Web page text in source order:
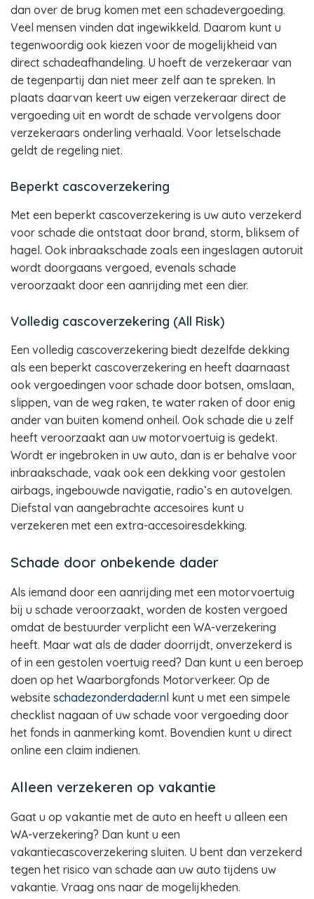
dan over de brug komen met een schadevergoeding.
Veel mensen vinden dat ingewikkeld. Daarom kunt u
tegenwoordig ook kiezen voor de mogelijkheid van
direct schadeafhandeling. U hoeft de verzekeraar van
de tegenpartij dan niet meer zelf aan te spreken. In
plaats daarvan keert uw eigen verzekeraar direct de
vergoeding uit en wordt de schade vervolgens door
verzekeraars onderling verhaald. Voor letselschade
geldt de regeling niet.
Beperkt cascoverzekering
Met een beperkt cascoverzekering is uw auto verzekerd
voor schade die ontstaat door brand, storm, bliksem of
hagel. Ook inbraakschade zoals een ingeslagen autoruit
wordt doorgaans vergoed, evenals schade
veroorzaakt door een aanrijding met een dier.
Volledig cascoverzekering (All Risk)
Een volledig cascoverzekering biedt dezelfde dekking
als een beperkt cascoverzekering en heeft daarnaast
ook vergoedingen voor schade door botsen, omslaan,
slippen, van de weg raken, te water raken of door enig
ander van buiten komend onheil. Ook schade die u zelf
heeft veroorzaakt aan uw motorvoertuig is gedekt.
Wordt er ingebroken in uw auto, dan is er behalve voor
inbraakschade, vaak ook een dekking voor gestolen
airbags, ingebouwde navigatie, radio’s en autovelgen.
Diefstal van aangebrachte accesoires kunt u
verzekeren met een extra-accesoiresdekking.
Schade door onbekende dader
Als iemand door een aanrijding met een motorvoertuig
bij u schade veroorzaakt, worden de kosten vergoed
omdat de bestuurder verplicht een WA-verzekering
heeft. Maar wat als de dader doorrijdt, onverzekerd is
of in een gestolen voertuig reed? Dan kunt u een beroep
doen op het Waarborgfonds Motorverkeer. Op de
website schadezonderdader.nl kunt u met een simpele
checklist nagaan of uw schade voor vergoeding door
het fonds in aanmerking komt. Bovendien kunt u direct
online een claim indienen.
Alleen verzekeren op vakantie
Gaat u op vakantie met de auto en heeft u alleen een
WA-verzekering? Dan kunt u een
vakantiecascoverzekering sluiten. U bent dan verzekerd
tegen het risico van schade aan uw auto tijdens uw
vakantie. Vraag ons naar de mogelijkheden.